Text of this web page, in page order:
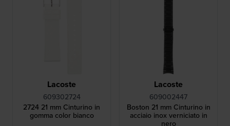
Lacoste
609302724
2724 21 mm Cinturino in
gomma color bianco
Lacoste
609002447
Boston 21 mm Cinturino in
acciaio inox verniciato in
nero